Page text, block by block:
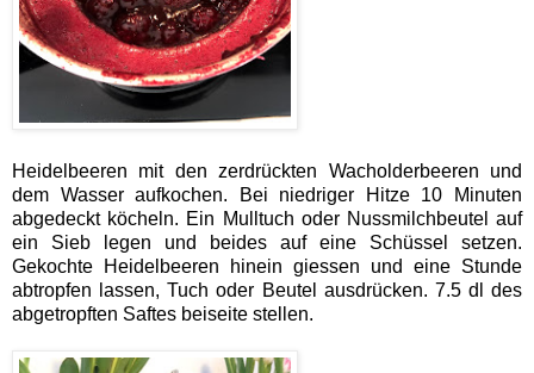
Heidelbeeren mit den zerdrückten Wacholderbeeren und
dem Wasser aufkochen. Bei niedriger Hitze 10 Minuten
abgedeckt köcheln. Ein Mulltuch oder Nussmilchbeutel auf
ein Sieb legen und beides auf eine Schüssel setzen.
Gekochte Heidelbeeren hinein giessen und eine Stunde
abtropfen lassen, Tuch oder Beutel ausdrücken. 7.5 dl des
abgetropften Saftes beiseite stellen.